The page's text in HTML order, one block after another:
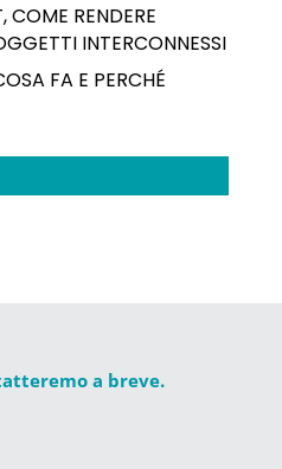
COME RENDERE
INTERCONNESSI
FA E PERCHÉ
a breve.